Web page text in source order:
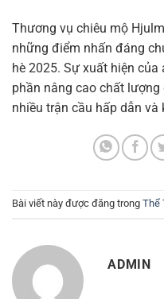
Thương vụ chiêu mộ
những điểm nhấn đáng
hè 2025. Sự xuất hiện
phần nâng cao chất
nhiều trận cầu hấp dẫn
Bài viết này được đăng trong Thể
ADMIN